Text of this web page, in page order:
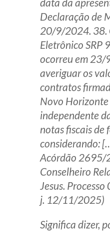
Declaração de
20/9/2024. 38.
Eletrônico
ocorreu em 23/
averiguar os
contratos
Novo
independente
notas fiscais de
considerando:
Acórdão 2695/
Conselheiro
Jesus.
j. 12/11/2025)
Significa dizer,